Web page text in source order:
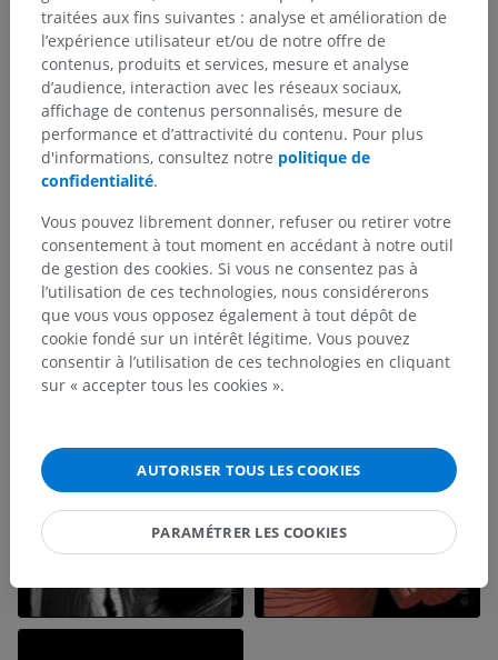
traitées aux fins suivantes : analyse et amélioration de
l’expérience utilisateur et/ou de notre offre de
contenus, produits et services, mesure et analyse
d’audience, interaction avec les réseaux sociaux,
affichage de contenus personnalisés, mesure de
performance et d’attractivité du contenu. Pour plus
d'informations, consultez notre politique de
confidentialité.
Vous pouvez librement donner, refuser ou retirer votre
consentement à tout moment en accédant à notre outil
de gestion des cookies. Si vous ne consentez pas à
l’utilisation de ces technologies, nous considérerons
que vous vous opposez également à tout dépôt de
cookie fondé sur un intérêt légitime. Vous pouvez
consentir à l’utilisation de ces technologies en cliquant
sur « accepter tous les cookies ».
AUTORISER TOUS LES COOKIES
PARAMÉTRER LES COOKIES